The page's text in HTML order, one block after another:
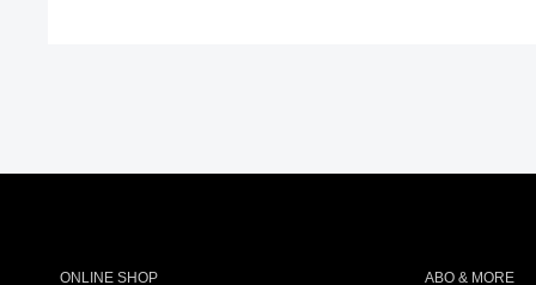
ONLINE SHOP ABO & MORE